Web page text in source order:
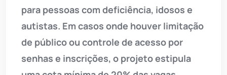
para pessoas com deficiência, idosos e
autistas. Em casos onde houver limitação
de público ou controle de acesso por
senhas e inscrições, o projeto estipula